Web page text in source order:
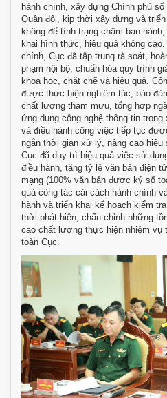
hành chính, xây dựng Chính phủ
Quân đội, kịp thời xây dựng và
không để tình trạng chậm ban
khai hình thức, hiệu quả không
chính, Cục đã tập trung rà soát,
phạm nội bộ, chuẩn hóa quy trình
khoa học, chặt chẽ và hiệu quả.
được thực hiện nghiêm túc, bảo
chất lượng tham mưu, tổng hợp
ứng dụng công nghệ thông tin
và điều hành công việc tiếp tục
ngắn thời gian xử lý, nâng cao hiệu
Cục đã duy trì hiệu quả việc sử
điều hành, tăng tỷ lệ văn bản điện
mạng (100% văn bản được ký số
quả công tác cải cách hành chính
hành và triển khai kế hoạch kiểm
thời phát hiện, chấn chỉnh những
cao chất lượng thực hiện nhiệm vụ
toàn Cục.